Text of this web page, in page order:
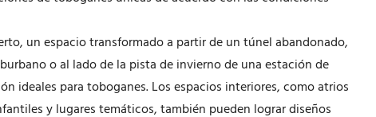
un espacio transformado a partir de un túnel abandonado,
o al lado de la pista de invierno de una estación de
ideales para toboganes. Los espacios interiores, como atrios
y lugares temáticos, también pueden lograr diseños